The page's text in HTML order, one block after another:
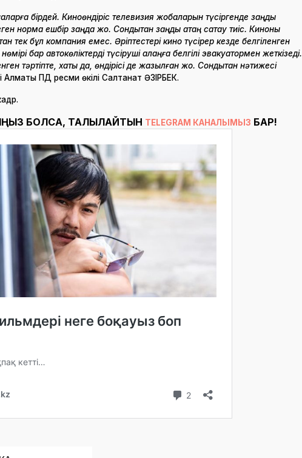
бірдей. Киноөндіріс телевизия жобаларын түсіргенде заңды
норма ешбір заңда жоқ. Сондықтан заңды қатаң сақтау тиіс. Киноны
тек бұл компания емес. Әріптестері кино түсірер кезде белгіленген
бар автокөліктерді түсіруші алаңға белгілі эвакуатормен жеткізеді.
тәртіпте, хаты да, өндірісі де жазылған жоқ. Сондықтан нәтижесі
Алматы ПД ресми өкілі Салтанат ӘЗІРБЕК.
БОЛСА, ТАЛҚЫЛАЙТЫН TELEGRAM КАНАЛЫМЫЗ БАР!